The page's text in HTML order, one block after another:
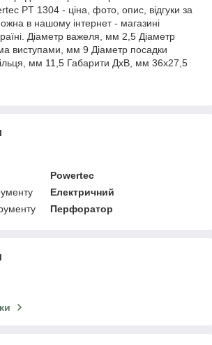
PT 1304 - ціна, фото, опис, відгуки за
в нашому інтернет - магазині
Діаметр важеля, мм 2,5 Діаметр
виступами, мм 9 Діаметр посадки
мм 11,5 Габарити ДхВ, мм 36х27,5
Powertec
Електричний
Перфоратор